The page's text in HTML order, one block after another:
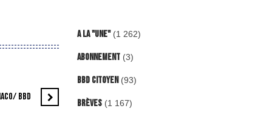
BBD
A la "Une"(1 262)
Abonnement(3)
BBD Citoyen (93)
Brèves(1 167)